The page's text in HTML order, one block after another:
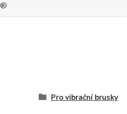
Pro vibrační brusky